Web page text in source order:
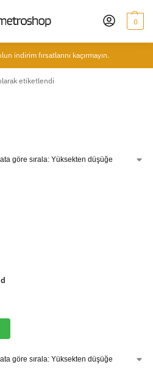
0
indirim fırsatlarını kaçırmayın.
etiketlendi